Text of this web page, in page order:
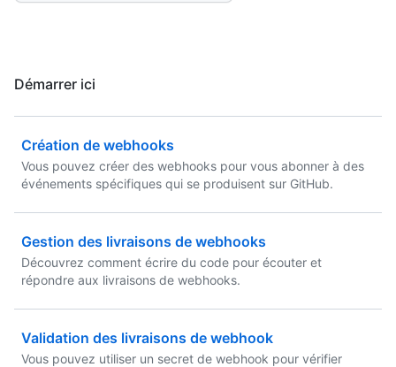
Démarrer ici
Création de webhooks
Vous pouvez créer des webhooks pour vous abonner à des
événements spécifiques qui se produisent sur GitHub.
Gestion des livraisons de webhooks
Découvrez comment écrire du code pour écouter et
répondre aux livraisons de webhooks.
Validation des livraisons de webhook
Vous pouvez utiliser un secret de webhook pour vérifier